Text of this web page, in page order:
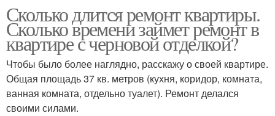
Сколько длится ремонт квартиры.
Сколько времени займет ремонт в
квартире с черновой отделкой?
Чтобы было более наглядно, расскажу о своей квартире.
Общая площадь 37 кв. метров (кухня, коридор, комната,
ванная комната, отдельно туалет). Ремонт делался
своими силами.